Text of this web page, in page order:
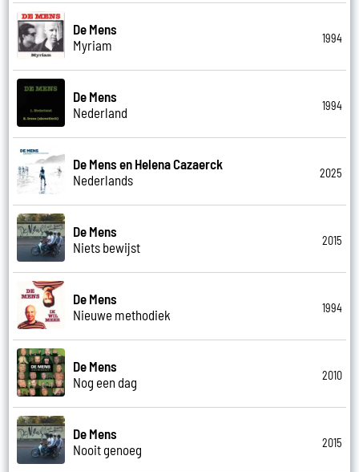
De Mens
Myriam
1994
De Mens
Nederland
1994
De Mens en Helena Cazaerck
Nederlands
2025
De Mens
Niets bewijst
2015
De Mens
Nieuwe methodiek
1994
De Mens
Nog een dag
2010
De Mens
Nooit genoeg
2015